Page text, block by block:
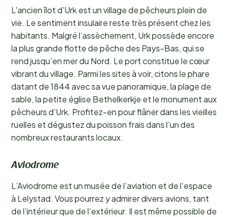
L'ancien îlot d’Urk est un village de pêcheurs plein de
vie. Le sentiment insulaire reste très présent chez les
habitants. Malgré l’assèchement, Urk possède encore
la plus grande flotte de pêche des Pays-Bas, qui se
rend jusqu’en mer du Nord. Le port constitue le cœur
vibrant du village. Parmi les sites à voir, citons le phare
datant de 1844 avec sa vue panoramique, la plage de
sable, la petite église Bethelkerkje et le monument aux
pêcheurs d’Urk. Profitez-en pour flâner dans les vieilles
ruelles et dégustez du poisson frais dans l’un des
nombreux restaurants locaux.
Aviodrome
L’Aviodrome est un musée de l’aviation et de l’espace
à Lelystad. Vous pourrez y admirer divers avions, tant
de l’intérieur que de l’extérieur. Il est même possible de